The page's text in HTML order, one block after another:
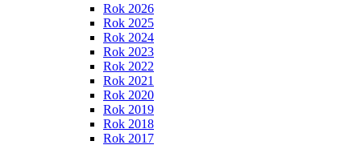
Rok 2026
Rok 2025
Rok 2024
Rok 2023
Rok 2022
Rok 2021
Rok 2020
Rok 2019
Rok 2018
Rok 2017